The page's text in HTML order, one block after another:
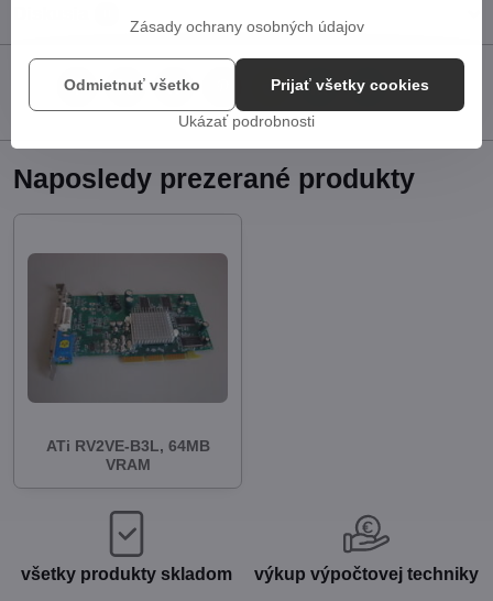
FacebookTwitterBluesky PinterestReddit LinkedInWhatsApp
E-
mail
Naposledy prezerané produkty
ATi RV2VE-B3L, 64MB
VRAM
všetky produkty skladom výkup výpočtovej techniky
Zásady ochrany osobných údajov
Ukázať podrobnosti
Prijať všetky cookies
Odmietnuť všetko